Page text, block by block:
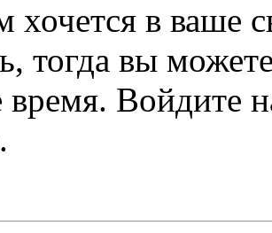
хочется в ваше
тогда вы
время. Войдите